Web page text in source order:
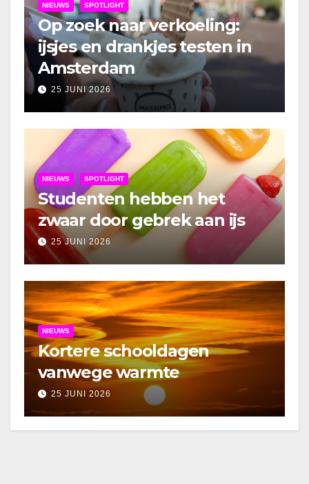
NIEUWS SPOTLIGHT
Op zoek naar verkoeling:
ijsjes en drankjes testen in
Amsterdam
25 JUNI 2026
NIEUWS SPOTLIGHT
Studenten hebben het
zwaar door gebrek aan ijs
25 JUNI 2026
NIEUWS
Kortere schooldagen
vanwege warmte
25 JUNI 2026